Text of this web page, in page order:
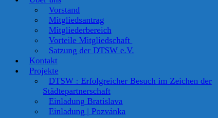
springen
Vorstand
Mitgliedsantrag
Mitgliederbereich
Vorteile Mitgliedschaft
Satzung der DTSW e.V.
Kontakt
Projekte
DTSW : Erfolgreicher Besuch im Zeichen der
Städtepartnerschaft
Einladung Bratislava
Einladung | Pozvánka